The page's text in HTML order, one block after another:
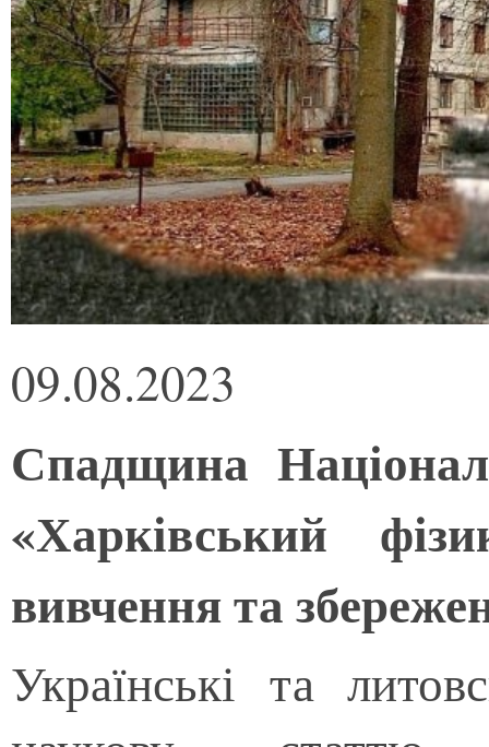
09.08.2023
Спадщина
«Харківський
вивчення та
Українські та